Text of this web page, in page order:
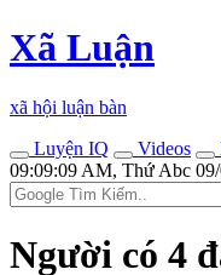
Xã Luận
xã hội luận bàn
Luyện IQ
Videos
09:09:09 AM, Thứ Abc 09/
Người có 4